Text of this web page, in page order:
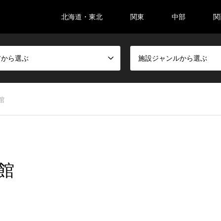
北海道・東北 関東 中部
ら選ぶ 施設ジャンルから選ぶ